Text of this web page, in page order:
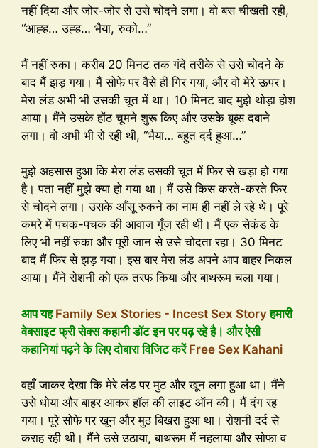
नहीं दिया और जोर-जोर से उसे चोदने लगा। वो बस चीखती रही,
“आह्ह… उह्ह… भैया, रुको…”
मैं नहीं रुका। करीब 20 मिनट तक गंदे तरीके से उसे चोदने के
बाद मैं झड़ गया। मैं सोफे पर वैसे ही गिर गया, और वो मेरे ऊपर।
मेरा लंड अभी भी उसकी चूत में था। 10 मिनट बाद मुझे थोड़ा होश
आया। मैंने उसके होंठ चूमने शुरू किए और उसके बूब्स दबाने
लगा। वो अभी भी रो रही थी, “भैया… बहुत दर्द हुआ…”
मुझे अहसास हुआ कि मेरा लंड उसकी चूत में फिर से खड़ा हो गया
है। पता नहीं मुझे क्या हो गया था। मैं उसे किस करते-करते फिर
से चोदने लगा। उसके आँसू रुकने का नाम ही नहीं ले रहे थे। पूरे
कमरे में पचक-पचक की आवाज गूँज रही थी। मैं एक सेकंड के
लिए भी नहीं रुका और पूरी जान से उसे चोदता रहा। 30 मिनट
बाद मैं फिर से झड़ गया। इस बार मेरा लंड अपने आप बाहर निकल
आया। मैंने रोशनी को एक तरफ किया और बाथरूम चला गया।
आप यहFamily Sex Stories - Incest Sex Storyहमारी
वेबसाइट फ्री सेक्स कहानी डॉट इन पर पढ़ रहे है। और ऐसी
कहानियां पढ़ने के लिए दोबारा विजिट करेंFree Sex Kahani
वहाँ जाकर देखा कि मेरे लंड पर मुठ और खून लगा हुआ था। मैंने
उसे धोया और बाहर आकर हॉल की लाइट ऑन की। मैं दंग रह
गया। पूरे सोफे पर खून और मुठ बिखरा हुआ था। रोशनी दर्द से
कराह रही थी। मैंने उसे उठाया, बाथरूम में नहलाया और सोफा व